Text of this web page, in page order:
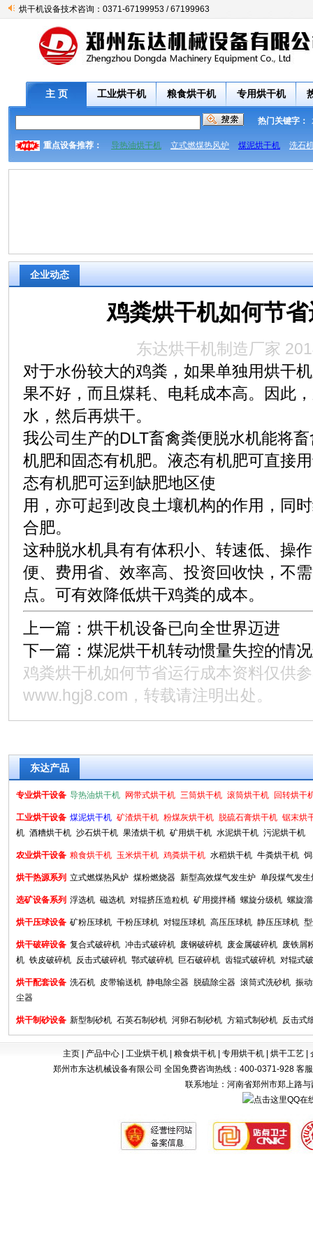
烘干机设备技术咨询：0371-67199953 / 67199963
主 页 工业烘干机 粮食烘干机 专用烘干机
热门关键字：
重点设备推荐： 导热油烘干机 立式燃煤热风炉 煤泥烘干机 洗石
企业动态
鸡粪烘干机如何节
东达烘干机制造厂家
对于水份较大的鸡粪，如果单独用烘干机
果不好，而且煤耗、电耗成本高。因此
水，然后再烘干。
我公司生产的DLT畜禽粪便脱水机能将
机肥和固态有机肥。液态有机肥可直接
态有机肥可运到缺肥地区使
用，亦可起到改良土壤机构的作用，同
合肥。
这种脱水机具有有体积小、转速低、操
便、费用省、效率高、投资回收快，不
点。可有效降低烘干鸡粪的成本。
上一篇： 烘干机设备已向全世界迈进
下一篇： 煤泥烘干机转动惯量失控的情
鸡粪烘干机如何节省运行成本资料仅供
www.hgj8.com ，转载请注明出处。
东达产品
专业烘干设备 导热油烘干机 网带式烘干机 三筒烘干机 滚筒烘干机 回转烘干
工业烘干设备 煤泥烘干机 矿渣烘干机 粉煤灰烘干机 脱硫石膏烘干机 锯末烘
机 酒糟烘干机 沙石烘干机 果渣烘干机 矿用烘干机 水泥烘干机 污泥烘干机
农业烘干设备 粮食烘干机 玉米烘干机 鸡粪烘干机 水稻烘干机 牛粪烘干机
烘干热源系列 立式燃煤热风炉 煤粉燃烧器 新型高效煤气发生炉 单段煤气发生
选矿设备系列 浮选机 磁选机 对辊挤压造粒机 矿用搅拌桶 螺旋分级机 螺旋
烘干压球设备 矿粉压球机 干粉压球机 对辊压球机 高压压球机 静压压球机
烘干破碎设备 复合式破碎机 冲击式破碎机 废钢破碎机 废金属破碎机 废铁屑
机 铁皮破碎机 反击式破碎机 鄂式破碎机 巨石破碎机 齿辊式破碎机 对辊式
烘干配套设备 洗石机 皮带输送机 静电除尘器 脱硫除尘器 滚筒式洗砂机 振
尘器
烘干制砂设备 新型制砂机 石英石制砂机 河卵石制砂机 方箱式制砂机 反击式
主页| 产品中心| 工业烘干机| 粮食烘干机| 专用烘干机| 烘干工艺|
郑州市东达机械设备有限公司 全国免费咨询热线：400-0371-928
联系地址：河南省郑州市郑上路